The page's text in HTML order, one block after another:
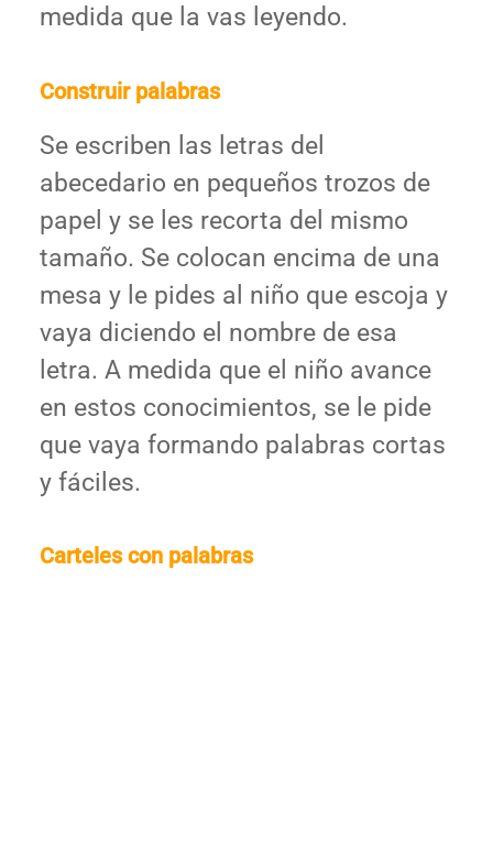
medida que la vas leyendo.
Construir palabras
Se escriben las letras del
abecedario en pequeños trozos de
papel y se les recorta del mismo
tamaño. Se colocan encima de una
mesa y le pides al niño que escoja y
vaya diciendo el nombre de esa
letra. A medida que el niño avance
en estos conocimientos, se le pide
que vaya formando palabras cortas
y fáciles.
Carteles con palabras